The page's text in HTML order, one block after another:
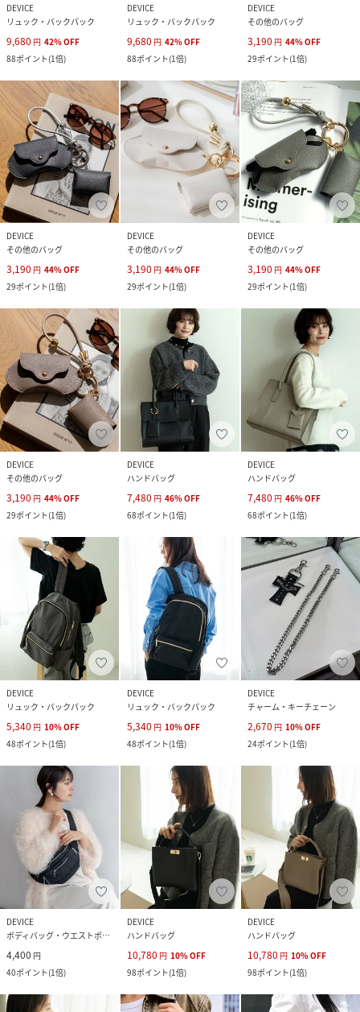
DEVICE
リュック・バックパック
9,680 円 42%OFF
88ポイント(1倍)
DEVICE
リュック・バックパック
9,680 円 42%OFF
88ポイント(1倍)
DEVICE
その他のバッグ
3,190 円 44%OFF
29ポイント(1倍)
DEVICE
その他のバッグ
3,190 円 44%OFF
29ポイント(1倍)
DEVICE
その他のバッグ
3,190 円 44%OFF
29ポイント(1倍)
DEVICE
その他のバッグ
3,190 円 44%OFF
29ポイント(1倍)
DEVICE
その他のバッグ
3,190 円 44%OFF
29ポイント(1倍)
DEVICE
ハンドバッグ
7,480 円 46%OFF
68ポイント(1倍)
DEVICE
ハンドバッグ
7,480 円 46%OFF
68ポイント(1倍)
DEVICE
リュック・バックパック
5,340 円 10%OFF
48ポイント(1倍)
DEVICE
リュック・バックパック
5,340 円 10%OFF
48ポイント(1倍)
DEVICE
チャーム・キーチェーン
2,670 円 10%OFF
24ポイント(1倍)
DEVICE
ボディバッグ・ウエストポーチ
4,400 円
40ポイント(1倍)
DEVICE
ハンドバッグ
10,780 円 10%OFF
98ポイント(1倍)
DEVICE
ハンドバッグ
10,780 円 10%OFF
98ポイント(1倍)